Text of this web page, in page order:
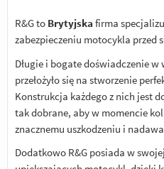
R&G to Brytyjska firma
zabezpieczeniu motocykla przed
Długie i bogate doświadczenie
przełożyło się na stworzenie
Konstrukcja każdego z nich jest
tak dobrane, aby w momencie
znacznemu uszkodzeniu i
Dodatkowo R&G posiada w